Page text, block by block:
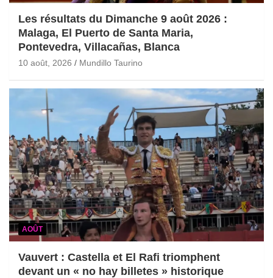
Les résultats du Dimanche 9 août 2026 :
Malaga, El Puerto de Santa Maria,
Pontevedra, Villacañas, Blanca
10 août, 2026 Mundillo Taurino
AOÛT
Vauvert : Castella et El Rafi triomphent
devant un « no hay billetes » historique